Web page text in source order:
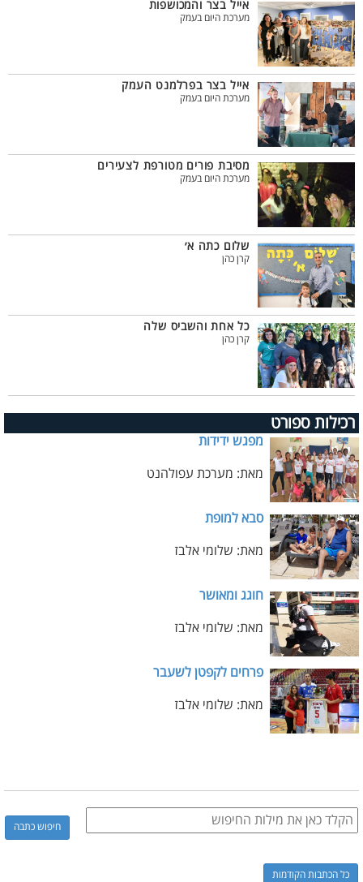
אייל בצר והמכושפות
מערכת היום בעמק
אייל בצר בפרלמנט העמק
מערכת היום בעמק
מסיבת פורים מטורפת לצעירים
מערכת היום בעמק
שלום כתה א׳
קרן כהן
כל אחת והשביס שלה
קרן כהן
רכילות ספורט
מפגש ידידות
מאת: מערכת עפולהנט
סבא למופת
מאת: שלומי אלבז
חוגג ומאושר
מאת: שלומי אלבז
פרחים לקפטן לשעבר
מאת: שלומי אלבז
כל הכתבות הקודמות